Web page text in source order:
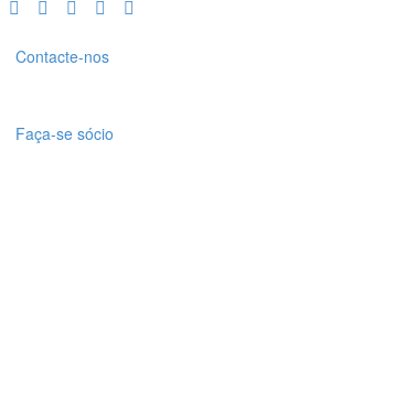
Contacte-nos
Faça-se sócio